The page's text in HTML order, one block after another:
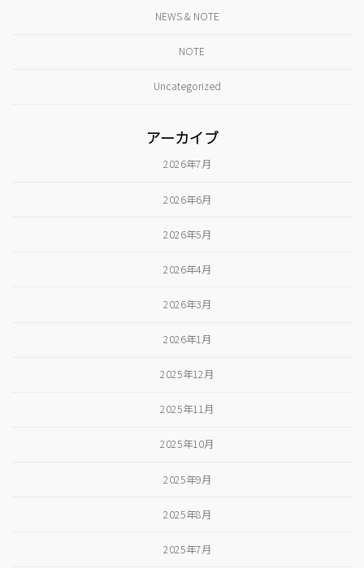
NEWS & NOTE
NOTE
Uncategorized
アーカイブ
2026年7月
2026年6月
2026年5月
2026年4月
2026年3月
2026年1月
2025年12月
2025年11月
2025年10月
2025年9月
2025年8月
2025年7月